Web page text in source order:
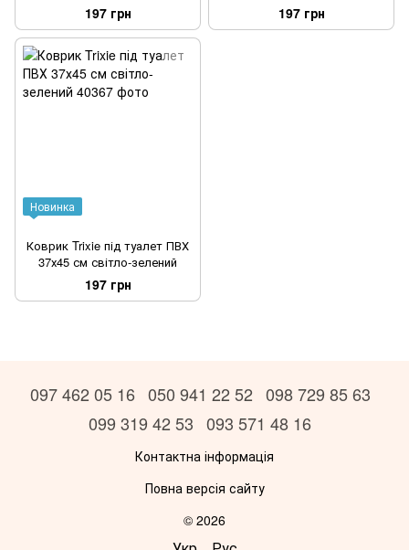
197 грн 197 грн
Новинка
Коврик Trixie під туалет ПВХ
37х45 см світло-зелений
197 грн
097 462 05 16 050 941 22 52 098 729 85 63
099 319 42 53 093 571 48 16
Контактна інформація
Повна версія сайту
© 2026